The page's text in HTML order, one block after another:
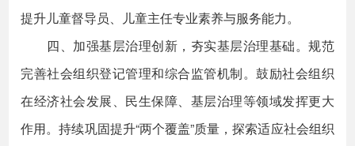
提升儿童督导员、儿童主任专业素养与服务能力。
四、加强基层治理创新，夯实基层治理基础。规范
完善社会组织登记管理和综合监管机制。鼓励社会组织
在经济社会发展、民生保障、基层治理等领域发挥更大
作用。持续巩固提升“两个覆盖”质量，探索适应社会组织